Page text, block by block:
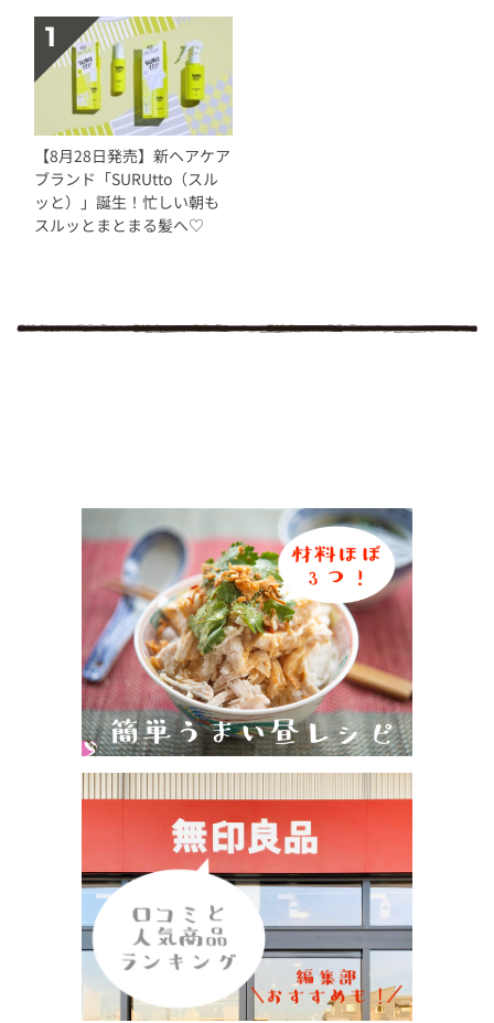
【8月28日発売】新ヘアケア
ブランド「SURUtto（スル
ッと）」誕生！忙しい朝も
スルッとまとまる髪へ♡